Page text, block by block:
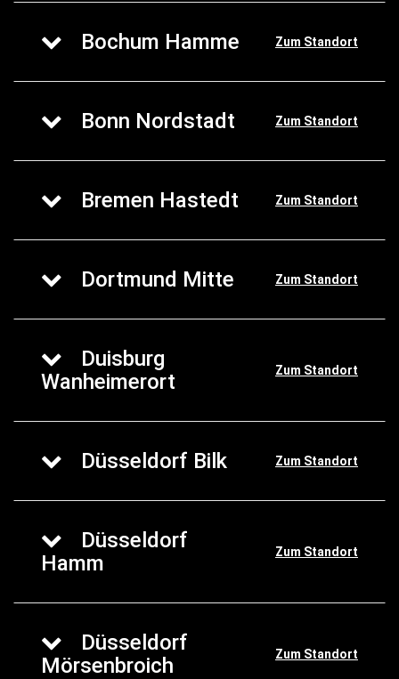
Bochum Hamme Zum Standort
Bonn Nordstadt Zum Standort
Bremen Hastedt Zum Standort
Dortmund Mitte Zum Standort
Duisburg
Wanheimerort
Zum Standort
Düsseldorf Bilk Zum Standort
Düsseldorf
Hamm
Zum Standort
Düsseldorf
Mörsenbroich
Zum Standort